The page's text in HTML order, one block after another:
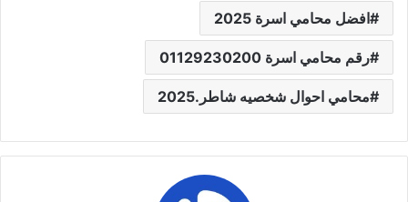
افضل محامي اسرة 2025
رقم محامي اسرة 01129230200
محامي احوال شخصيه شاطر.2025